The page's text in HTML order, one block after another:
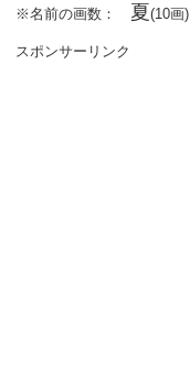
※名前の画数： 夏(10画)
スポンサーリンク